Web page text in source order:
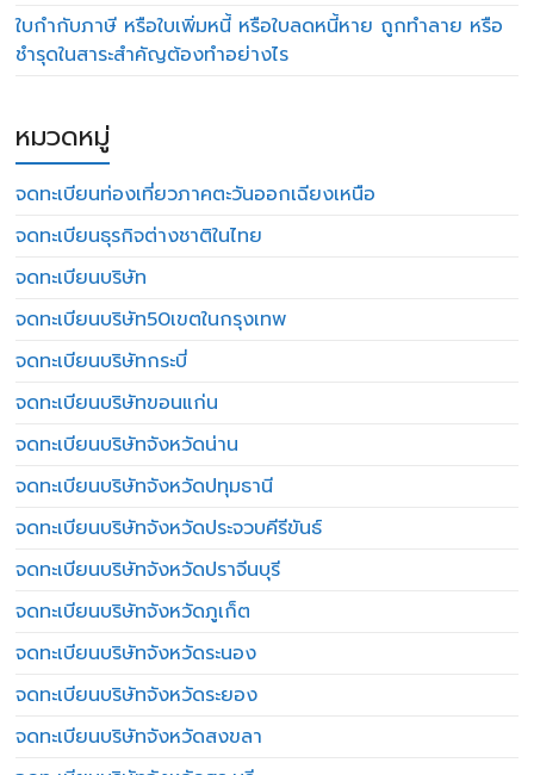
ใบกำกับภาษี หรือใบเพิ่มหนี้ หรือใบลดหนี้หาย ถูกทำลาย หรือ
ชำรุดในสาระสำคัญต้องทำอย่างไร
หมวดหมู่
จดทะเบียนท่องเที่ยวภาคตะวันออกเฉียงเหนือ
จดทะเบียนธุรกิจต่างชาติในไทย
จดทะเบียนบริษัท
จดทะเบียนบริษัท50เขตในกรุงเทพ
จดทะเบียนบริษัทกระบี่
จดทะเบียนบริษัทขอนแก่น
จดทะเบียนบริษัทจังหวัดน่าน
จดทะเบียนบริษัทจังหวัดปทุมธานี
จดทะเบียนบริษัทจังหวัดประจวบคีรีขันธ์
จดทะเบียนบริษัทจังหวัดปราจีนบุรี
จดทะเบียนบริษัทจังหวัดภูเก็ต
จดทะเบียนบริษัทจังหวัดระนอง
จดทะเบียนบริษัทจังหวัดระยอง
จดทะเบียนบริษัทจังหวัดสงขลา